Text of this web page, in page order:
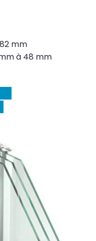
82 mm
à 48 mm